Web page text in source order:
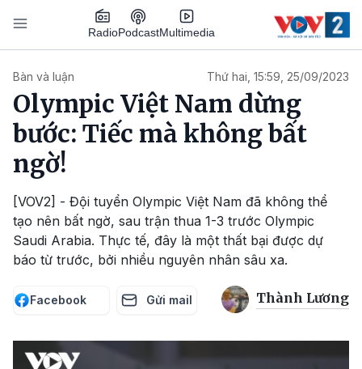
Nhảy đến nội dung
RadioPodcastMultimedia
Bàn và luận Thứ hai, 15:59, 25/09/2023
Olympic Việt Nam dừng
bước: Tiếc mà không bất
ngờ!
[VOV2] - Đội tuyển Olympic Việt Nam đã không thể
tạo nên bất ngờ, sau trận thua 1-3 trước Olympic
Saudi Arabia. Thực tế, đây là một thất bại được dự
báo từ trước, bởi nhiều nguyên nhân sâu xa.
Facebook Gửi mail Thành Lương